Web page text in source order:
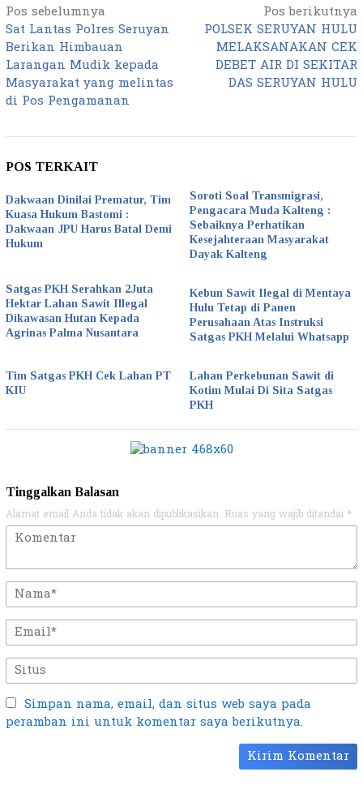
Navigasi
pos
Pos sebelumnya
Sat Lantas Polres Seruyan
Berikan Himbauan
Larangan Mudik kepada
Masyarakat yang melintas
di Pos Pengamanan
Pos berikutnya
POLSEK SERUYAN HULU
MELAKSANAKAN CEK
DEBET AIR DI SEKITAR
DAS SERUYAN HULU
POS TERKAIT
Dakwaan Dinilai Prematur, Tim
Kuasa Hukum Bastomi :
Dakwaan JPU Harus Batal Demi
Hukum
Soroti Soal Transmigrasi,
Pengacara Muda Kalteng :
Sebaiknya Perhatikan
Kesejahteraan Masyarakat
Dayak Kalteng
Satgas PKH Serahkan 2Juta
Hektar Lahan Sawit Illegal
Dikawasan Hutan Kepada
Agrinas Palma Nusantara
Kebun Sawit Ilegal di Mentaya
Hulu Tetap di Panen
Perusahaan Atas Instruksi
Satgas PKH Melalui Whatsapp
Tim Satgas PKH Cek Lahan PT
KIU
Lahan Perkebunan Sawit di
Kotim Mulai Di Sita Satgas
PKH
Tinggalkan Balasan
Alamat email Anda tidak akan dipublikasikan. Ruas yang wajib ditandai *
Simpan nama, email, dan situs web saya pada
peramban ini untuk komentar saya berikutnya.